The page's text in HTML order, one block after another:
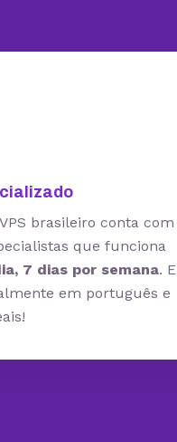
brasileiro conta com
que funciona
7 dias por semana. E
em português e